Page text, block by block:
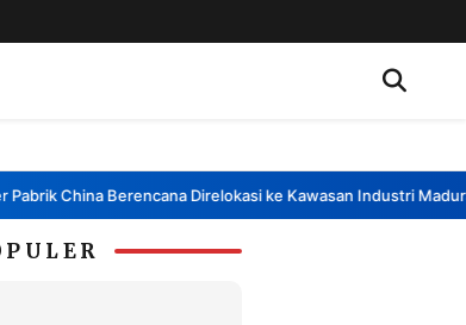
China Berencana Direlokasi ke Kawasan Industri Madura,